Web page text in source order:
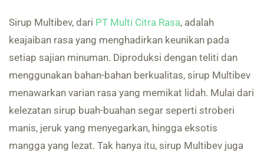
Sirup Multibev, dari PT Multi Citra Rasa, adalah
keajaiban rasa yang menghadirkan keunikan pada
setiap sajian minuman. Diproduksi dengan teliti dan
menggunakan bahan-bahan berkualitas, sirup Multibev
menawarkan varian rasa yang memikat lidah. Mulai dari
kelezatan sirup buah-buahan segar seperti stroberi
manis, jeruk yang menyegarkan, hingga eksotis
mangga yang lezat. Tak hanya itu, sirup Multibev juga